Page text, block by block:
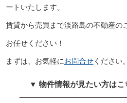
ートいたします。
賃貸から売買まで淡路島の不動産の
お任せください！
まずは、お気軽にお問合せください。
▼ 物件情報が見たい方は